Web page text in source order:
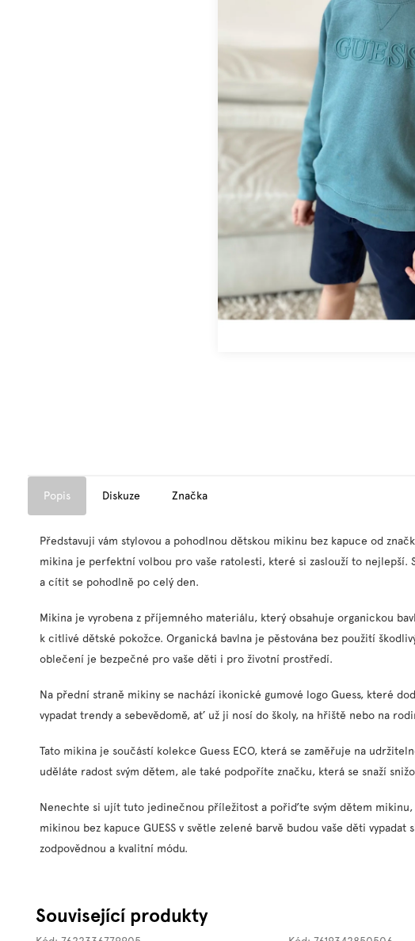
Popis Diskuze Značka
Představuji vám stylovou a pohodlnou dětskou mikinu bez kapuce od
mikina je perfektní volbou pro vaše ratolesti, které si zaslouží to nejlepší.
a cítit se pohodlně po celý den.
Mikina je vyrobena z příjemného materiálu, který obsahuje organickou
k citlivé dětské pokožce. Organická bavlna je pěstována bez použití
oblečení je bezpečné pro vaše děti i pro životní prostředí.
Na přední straně mikiny se nachází ikonické gumové logo Guess, které
vypadat trendy a sebevědomě, ať už ji nosí do školy, na hřiště nebo na
Tato mikina je součástí kolekce Guess ECO, která se zaměřuje na
uděláte radost svým dětem, ale také podpoříte značku, která se snaží
Nenechte si ujít tuto jedinečnou příležitost a pořiďte svým dětem
mikinou bez kapuce GUESS v světle zelené barvě budou vaše děti
zodpovědnou a kvalitní módu.
Související produkty